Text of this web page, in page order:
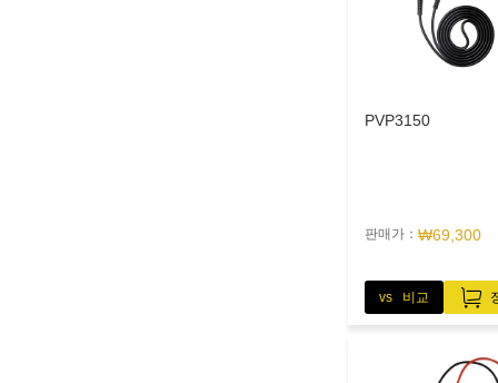
PVP3150
판매가： ₩69,300
vs 비교